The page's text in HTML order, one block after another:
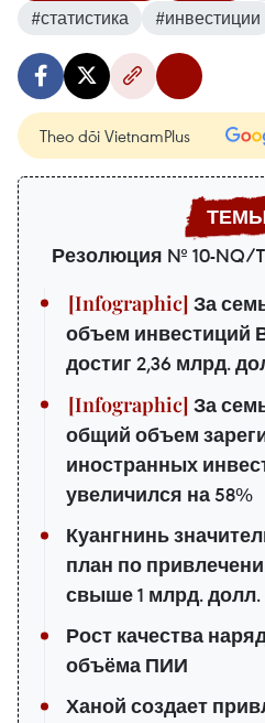
#статистика
#инвестиции
Theo dõi VietnamPlus
Резолюция № 10-NQ/
За
объем инвестиций
достиг 2,36 млрд.
За
общий объем
иностранных
увеличился на 58%
Куангнинь
план по
свыше 1 млрд.
Рост качества
объёма ПИИ
Ханой создает